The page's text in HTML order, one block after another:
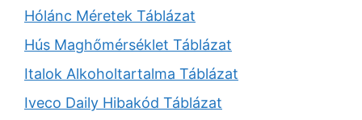
Hólánc Méretek Táblázat
Hús Maghőmérséklet Táblázat
Italok Alkoholtartalma Táblázat
Iveco Daily Hibakód Táblázat